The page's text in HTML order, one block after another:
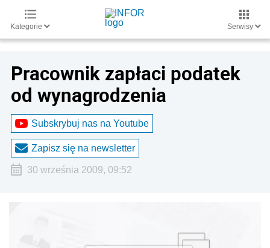
Kategorie Serwisy
Pracownik zapłaci podatek
od wynagrodzenia
Subskrybuj nas na Youtube
Zapisz się na newsletter
30 września 2009, 09:52